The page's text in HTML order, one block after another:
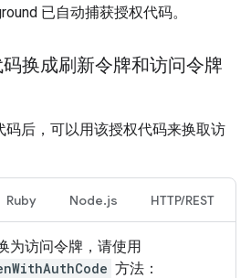
已自动捕获授权代码。
换成刷新令牌和访问令牌
码后，可以用该授权代码来换取访
Ruby Node.js HTTP/REST
为访问令牌，请使用
方法：